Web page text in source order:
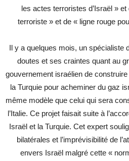
les actes terroristes d’Israël » et
terroriste » et de « ligne rouge
Il y a quelques mois, un spécialiste
doutes et ses craintes quant au
gouvernement israélien de
la Turquie pour acheminer du gaz
même modèle que celui qui sera
l’Italie. Ce projet faisait suite à
Israël et la Turquie. Cet expert
bilatérales et l’imprévisibilité de
envers Israël malgré cette «